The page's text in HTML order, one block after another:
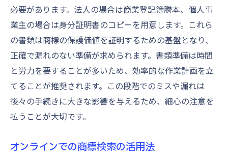
成功事例から得る教訓
商標登録完了までの流れを把握して安心の手続
き
登録通知を受け取るまでの期間
登録証の受領とその後の手続き
商標権の維持管理の方法
東京都での商標使用の注意点
実際の登録事例を参考にする
必要があります。法人の場合は商業登記簿謄本、個人事
業主の場合は身分証明書のコピーを用意します。これら
の書類は商標の保護価値を証明するための基盤となり、
正確で漏れのない準備が求められます。書類準備は時間
と労力を要することが多いため、効率的な作業計画を立
てることが推奨されます。この段階でのミスや漏れは
後々の手続きに大きな影響を与えるため、細心の注意を
払うことが大切です。
オンラインでの商標検索の活用法